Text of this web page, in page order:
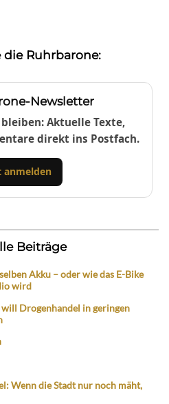
Ruhrbarone:
Newsletter
Aktuelle Texte,
direkt ins Postfach.
anmelden
Beiträge
Akku – oder wie das E-Bike
wird
Drogenhandel in geringen
Wenn die Stadt nur noch mäht,